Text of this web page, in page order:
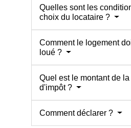
Quelles sont les
choix du locataire ?
Comment le logement
loué ?
Quel est le montant de
d'impôt ?
Comment déclarer ?